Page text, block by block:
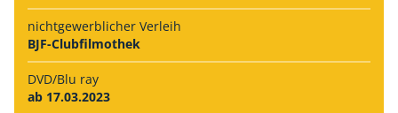
nichtgewerb­licher Verleih
BJF-Clubfilmothek
DVD/Blu ray
ab 17.03.2023